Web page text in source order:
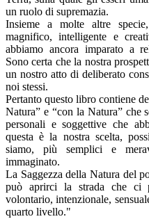
un ruolo di supremazia.
Insieme a molte altre
magnifico, intelligente e
abbiamo ancora imparato a
Sono certa che la nostra
un nostro atto di deliberato
noi stessi.
Pertanto questo libro contiene
Natura” e “con la Natura” che
personali e soggettive che
questa è la nostra scelta,
siamo, più semplici e
immaginato.
La Saggezza della Natura del
può aprirci la strada che ci
volontario, intenzionale,
quarto livello."